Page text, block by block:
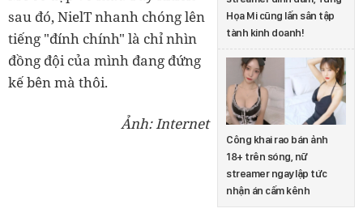
Họa Mi cũng lấn sân tập
tành kinh doanh!
Công khai rao bán ảnh
18+ trên sóng, nữ
streamer ngay lập tức
nhận án cấm kênh
sau đó, NielT nhanh chóng lên
tiếng "đính chính" là chỉ nhìn
đồng đội của mình đang đứng
kế bên mà thôi.
Ảnh: Internet